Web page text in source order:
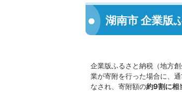
湖南市 企業版
企業版ふるさと納税（地方
業が寄附を行った場合に、
なされ、寄附額の約9割に相